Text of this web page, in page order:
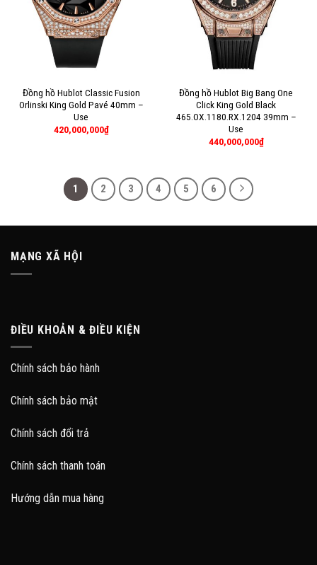
Đồng hồ Hublot Classic Fusion
Orlinski King Gold Pavé 40mm –
Use
420,000,000₫
Đồng hồ Hublot Big Bang One
Click King Gold Black
465.OX.1180.RX.1204 39mm –
Use
440,000,000₫
1 2 3 4 5 6
MẠNG XÃ HỘI
ĐIỀU KHOẢN & ĐIỀU KIỆN
Chính sách bảo hành
Chính sách bảo mật
Chính sách đổi trả
Chính sách thanh toán
Hướng dẫn mua hàng